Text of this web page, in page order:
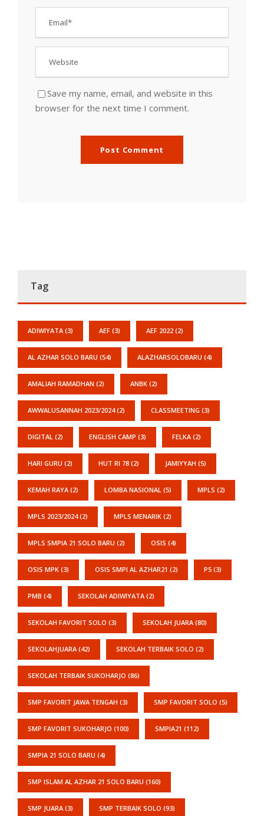
Save my name, email, and website in this
browser for the next time I comment.
Tag
ADIWIYATA (3) AEF (3) AEF 2022 (2)
AL AZHAR SOLO BARU (54) ALAZHARSOLOBARU (4)
AMALIAH RAMADHAN (2) ANBK (2)
AWWALUSANNAH 2023/2024(2) CLASSMEETING (3)
DIGITAL (2) ENGLISH CAMP (3) FELKA (2)
HARI GURU (2) HUT RI 78 (2) JAMIYYAH (5)
KEMAH RAYA (2) LOMBA NASIONAL (5) MPLS (2)
MPLS 2023/2024(2) MPLS MENARIK (2)
MPLS SMPIA 21 SOLO BARU (2) OSIS (4)
OSIS MPK (3) OSIS SMPI AL AZHAR21 (2) P5 (3)
PMB (4) SEKOLAH ADIWIYATA (2)
SEKOLAH FAVORIT SOLO (3) SEKOLAH JUARA (80)
SEKOLAHJUARA (42) SEKOLAH TERBAIK SOLO (2)
SEKOLAH TERBAIK SUKOHARJO (86)
SMP FAVORIT JAWA TENGAH (3) SMP FAVORIT SOLO (5)
SMP FAVORIT SUKOHARJO (100) SMPIA21 (112)
SMPIA 21 SOLO BARU (4)
SMP ISLAM AL AZHAR 21 SOLO BARU (160)
SMP JUARA (3) SMP TERBAIK SOLO (93)